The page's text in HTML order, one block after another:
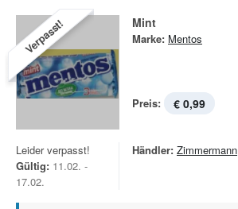
Verpasst! Mint
Marke: Mentos
Preis: € 0,99
Leider verpasst!
Gültig: 11.02. -
17.02.
Händler: Zimmermann